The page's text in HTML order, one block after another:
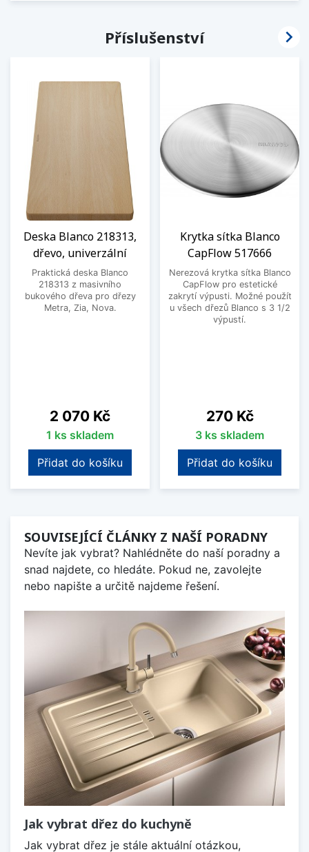
Příslušenství
Deska Blanco 218313,
dřevo, univerzální
Praktická deska Blanco
218313 z masivního
bukového dřeva pro dřezy
Metra, Zia, Nova.
Cena
2 070 Kč
1 ks skladem
Přidat do košíku
Krytka sítka Blanco
CapFlow 517666
Nerezová krytka sítka Blanco
CapFlow pro estetické
zakrytí výpusti. Možné použít
u všech dřezů Blanco s 3 1/2
výpustí.
Cena
270 Kč
3 ks skladem
Přidat do košíku

SOUVISEJÍCÍ ČLÁNKY Z NAŠÍ PORADNY
Nevíte jak vybrat? Nahlédněte do naší poradny a
snad najdete, co hledáte. Pokud ne, zavolejte
nebo napište a určitě najdeme řešení.
Jak vybrat dřez do kuchyně
Jak vybrat dřez je stále aktuální otázkou,